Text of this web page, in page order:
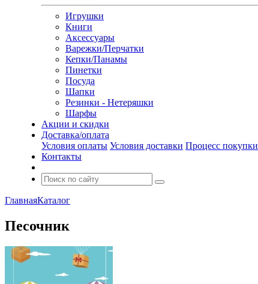
Игрушки
Книги
Аксессуары
Варежки/Перчатки
Кепки/Панамы
Пинетки
Посуда
Шапки
Резинки - Нетеряшки
Шарфы
Акции и скидки
Доставка/оплата
Условия оплаты Условия доставки Процесс покупки
Контакты
ГлавнаяКаталог
Песочник